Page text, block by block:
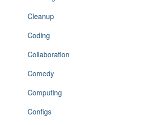
Cleanup
Coding
Collaboration
Comedy
Computing
Configs